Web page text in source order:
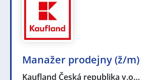
Manažer prodejny (ž/m)
Kaufland Česká republika v.o…